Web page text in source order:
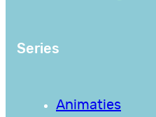
Series
Animaties